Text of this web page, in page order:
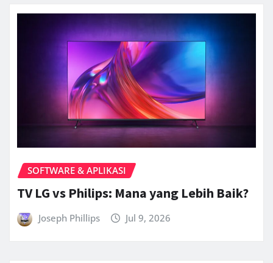
SOFTWARE & APLIKASI
TV LG vs Philips: Mana yang Lebih Baik?
Joseph Phillips Jul 9, 2026